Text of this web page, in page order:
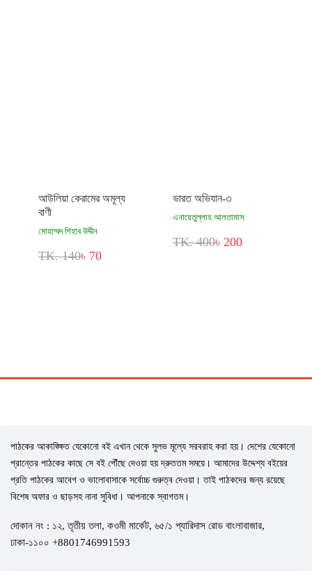
আউলিয়া কেরামের অমূল্য
বাণী
মোহাম্মদ শিহাব উদ্দীন
TK. 140৳ 70
ভারত অভিযান-৩
এনায়েতুল্লাহ আলতামাস
TK. 400৳ 200
পাঠকের আকাঙ্ক্ষিত যেকোনো বই এখান থেকে সুলভ মূল্যে সরবরাহ করা হয়। দেশের যেকোনো
প্রান্তের পাঠকের কাছে সে বই পৌঁছে দেওয়া হয় দ্রুততম সময়ে। আমাদের উদ্দেশ্য বইয়ের
প্রতি পাঠকের আবেগ ও ভালোবাসাকে সর্বোচ্চ গুরুত্ব দেওয়া। তাই পাঠকদের জন্য রয়েছে
বিশেষ অফার ও ছাড়সহ নানা সুবিধা। আপনাকে স্বাগতম।
দোকান নং : ১২, তৃতীয় তলা, কওমী মার্কেট, ৬৫/১ প্যারিদাস রোড বাংলাবাজার,
ঢাকা-১১০০ +8801746991593